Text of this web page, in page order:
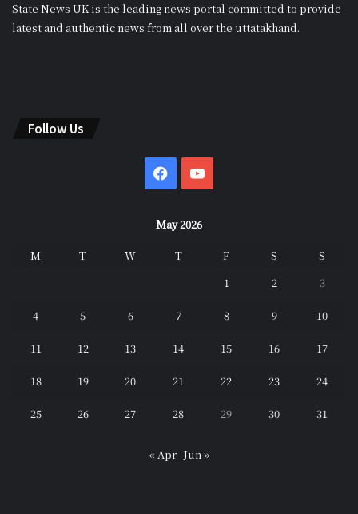
State News UK is the leading news portal committed to provide
latest and authentic news from all over the uttatakhand.
Follow Us
Facebook
May 2026
M T W T F S
S
1
2 3
4 5 6 7 8 9 10
11 12 13 14 15 16 17
18 19 20 21 22 23 24
25 26 27 28 29 30 31
« Apr Jun »